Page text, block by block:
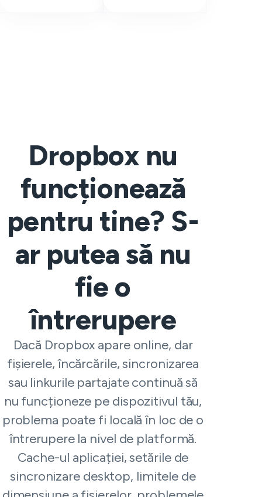
Dropbox nu
funcționează
pentru tine? S-
ar putea să nu
fie o
întrerupere
Dacă Dropbox apare online, dar
fișierele, încărcările, sincronizarea
sau linkurile partajate continuă să
nu funcționeze pe dispozitivul tău,
problema poate fi locală în loc de o
întrerupere la nivel de platformă.
Cache-ul aplicației, setările de
sincronizare desktop, limitele de